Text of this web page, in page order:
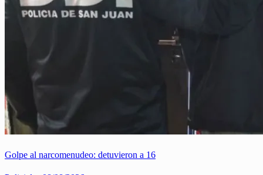
Golpe al narcomenudeo: detuvieron a 16